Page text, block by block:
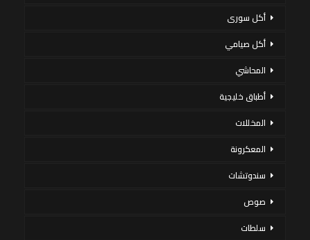
أكل سورى
أكل صيامي
المحاشي
أطباق خليجية
المخللات
المعكرونة
سندوتشات
صوص
سلطات